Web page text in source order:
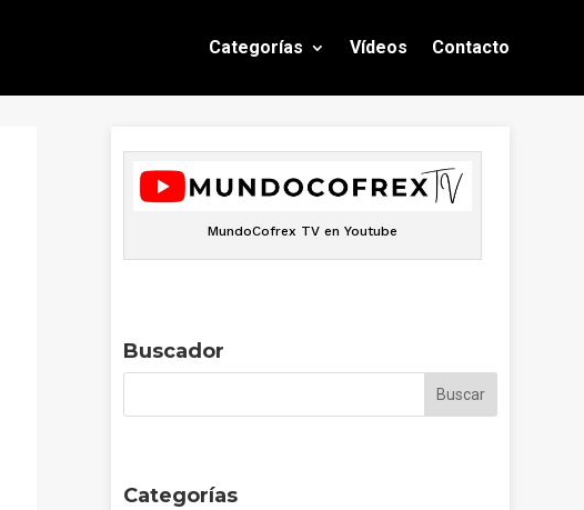
Categorías Vídeos Contacto
MundoCofrex TV en Youtube
Buscador
Categorías